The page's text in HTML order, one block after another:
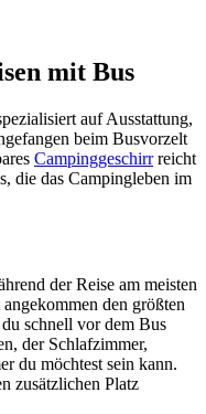
mit Bus
auf Ausstattung,
beim Busvorzelt
Campinggeschirrreicht
die das Campingleben im
der Reise am meisten
den größten
du schnell vor dem Bus
der Schlafzimmer,
du möchtest sein kann.
zusätzlichen Platz